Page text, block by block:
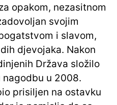
opakom, nezasitnom
svojim
i slavom,
djevojaka. Nakon
Država složilo
nagodbu u 2008.
prisiljen na ostavku